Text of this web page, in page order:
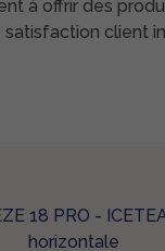
à offrir des
client